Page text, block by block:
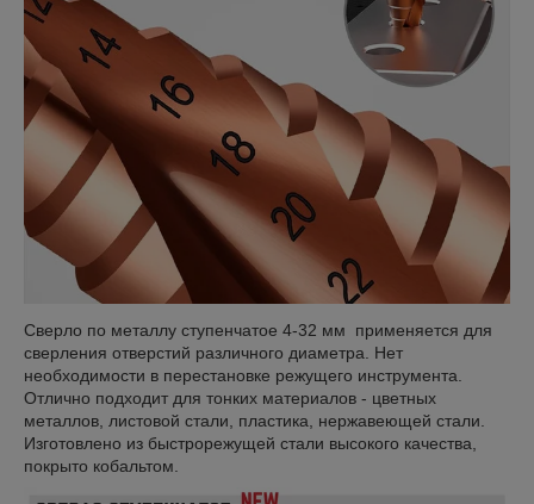
Сверло по металлу ступенчатое 4-32 мм применяется для
сверления отверстий различного диаметра. Нет
необходимости в перестановке режущего инструмента.
Отлично подходит для тонких материалов - цветных
металлов, листовой стали, пластика, нержавеющей стали.
Изготовлено из быстрорежущей стали высокого качества,
покрыто кобальтом.